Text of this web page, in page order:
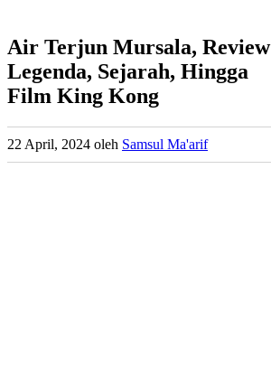
Air Terjun Mursala, Review
Legenda, Sejarah, Hingga
Film King Kong
22 April, 2024 oleh Samsul Ma'arif